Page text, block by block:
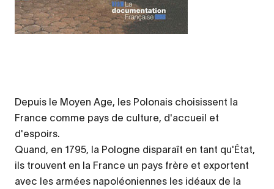
Depuis le Moyen Age, les Polonais choisissent la
France comme pays de culture, d'accueil et
d'espoirs.
Quand, en 1795, la Pologne disparaît en tant qu'État,
ils trouvent en la France un pays frère et exportent
avec les armées napoléoniennes les idéaux de la